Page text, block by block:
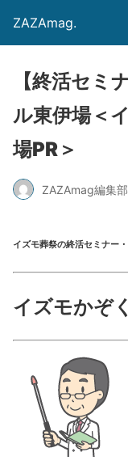
ZAZAmag.
【終活セミ
ル東伊場＜
場PR＞
ZAZAmag編集部
イズモ葬祭の終活セミナー
イズモかぞ